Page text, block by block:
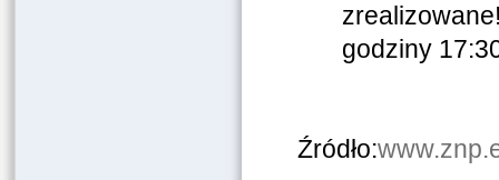
godziny
Źródło: